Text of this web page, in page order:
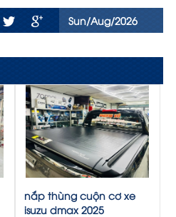
Sun/Aug/2026
nắp thùng cuộn cơ xe
isuzu dmax 2025